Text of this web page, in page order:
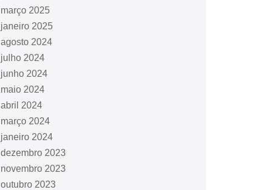
março 2025
janeiro 2025
agosto 2024
julho 2024
junho 2024
maio 2024
abril 2024
março 2024
janeiro 2024
dezembro 2023
novembro 2023
outubro 2023